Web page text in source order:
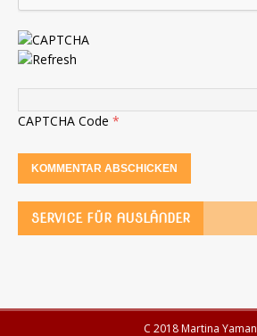
CAPTCHA Code *
SERVICE FÜR AUSLÄNDER
C 2018 Martina Yaman